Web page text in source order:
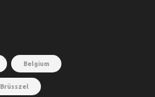
Belgium
Brüsszel